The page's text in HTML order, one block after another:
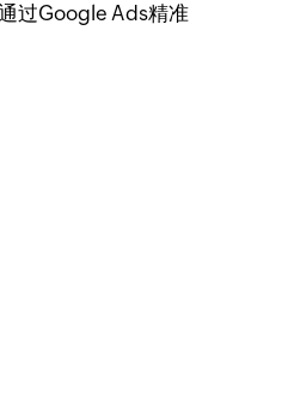
过Google Ads精准